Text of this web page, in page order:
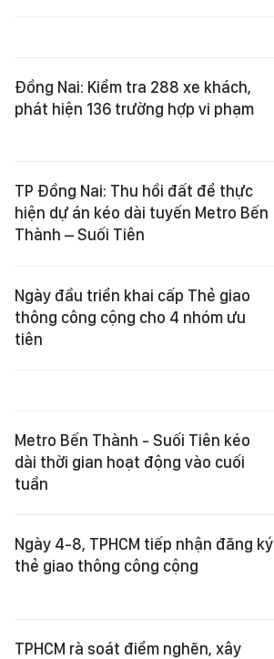
Đồng Nai: Kiểm tra 288 xe khách,
phát hiện 136 trường hợp vi phạm
TP Đồng Nai: Thu hồi đất để thực
hiện dự án kéo dài tuyến Metro Bến
Thành – Suối Tiên
Ngày đầu triển khai cấp Thẻ giao
thông công cộng cho 4 nhóm ưu
tiên
Metro Bến Thành - Suối Tiên kéo
dài thời gian hoạt động vào cuối
tuần
Ngày 4-8, TPHCM tiếp nhận đăng ký
thẻ giao thông công cộng
TPHCM rà soát điểm nghẽn, xây